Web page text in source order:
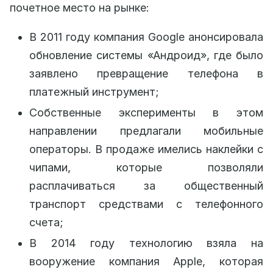
почетное место на рынке:
В 2011 году компания Google анонсировала
обновление системы «Андроид», где было
заявлено превращение телефона в
платежный инструмент;
Собственные эксперименты в этом
направлении предлагали мобильные
операторы. В продаже имелись наклейки с
чипами, которые позволяли
расплачиваться за общественный
транспорт средствами с телефонного
счета;
В 2014 году технологию взяла на
вооружение компания Apple, которая